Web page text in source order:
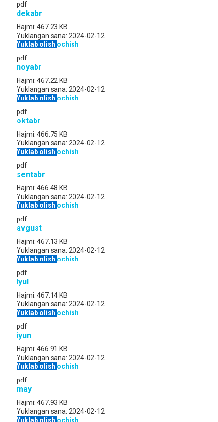
pdf
dekabr
Hajmi: 467.23 KB
Yuklangan sana: 2024-02-12
Yuklab olish ochish
pdf
noyabr
Hajmi: 467.22 KB
Yuklangan sana: 2024-02-12
Yuklab olish ochish
pdf
oktabr
Hajmi: 466.75 KB
Yuklangan sana: 2024-02-12
Yuklab olish ochish
pdf
sentabr
Hajmi: 466.48 KB
Yuklangan sana: 2024-02-12
Yuklab olish ochish
pdf
avgust
Hajmi: 467.13 KB
Yuklangan sana: 2024-02-12
Yuklab olish ochish
pdf
Iyul
Hajmi: 467.14 KB
Yuklangan sana: 2024-02-12
Yuklab olish ochish
pdf
iyun
Hajmi: 466.91 KB
Yuklangan sana: 2024-02-12
Yuklab olish ochish
pdf
may
Hajmi: 467.93 KB
Yuklangan sana: 2024-02-12
Yuklab olish ochish